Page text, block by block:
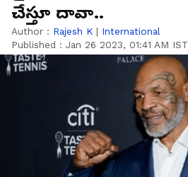
చేస్తూ దావా..
Author : Rajesh K | International
Published : Jan 26 2023, 01:41 AM IST